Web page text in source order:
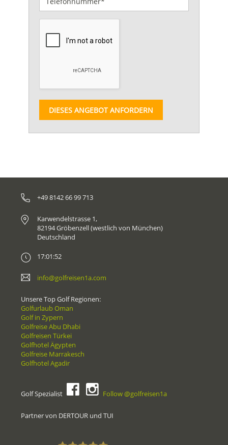
DIESES ANGEBOT ANFORDERN
+49 8142 66 99 713
Karwendelstrasse 1,
82194 Gröbenzell (westlich von München)
Deutschland
17:01:52
info@golfreisen1a.com
Unsere Top Golf Regionen:
Golfurlaub Oman
Golf in Zypern
Golfreise Abu Dhabi
Golfreisen Türkei
Golfhotel Ägypten
Golfreise Marrakesch
Golfhotel Agadir
Golf Spezialist Follow @golfreisen1a
Partner von DERTOUR und TUI